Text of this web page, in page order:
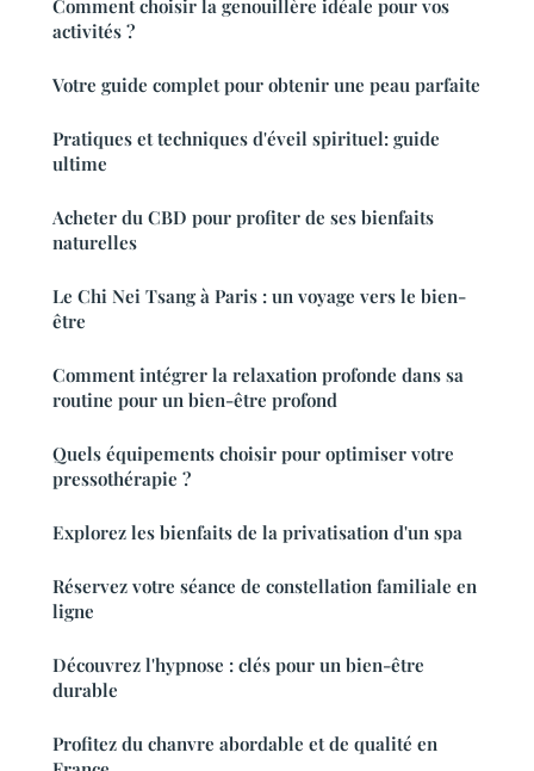
Comment choisir la genouillère idéale pour vos
activités ?
Votre guide complet pour obtenir une peau parfaite
Pratiques et techniques d'éveil spirituel: guide
ultime
Acheter du CBD pour profiter de ses bienfaits
naturelles
Le Chi Nei Tsang à Paris : un voyage vers le bien-
être
Comment intégrer la relaxation profonde dans sa
routine pour un bien-être profond
Quels équipements choisir pour optimiser votre
pressothérapie ?
Explorez les bienfaits de la privatisation d'un spa
Réservez votre séance de constellation familiale en
ligne
Découvrez l'hypnose : clés pour un bien-être
durable
Profitez du chanvre abordable et de qualité en